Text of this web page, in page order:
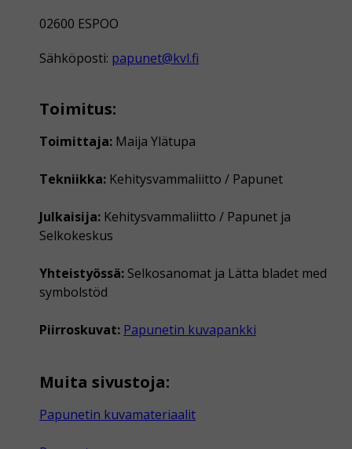
02600 ESPOO
Sähköposti: papunet@kvl.fi
Toimitus:
Toimittaja: Maija Ylätupa
Tekniikka: Kehitysvammaliitto / Papunet
Julkaisija: Kehitysvammaliitto / Papunet ja
Selkokeskus
Yhteistyössä: Selkosanomat ja Lätta bladet med
symbolstöd
Piirroskuvat: Papunetin kuvapankki
Muita sivustoja:
Papunetin kuvamateriaalit